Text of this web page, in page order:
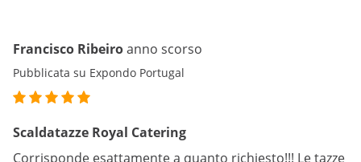
Francisco Ribeiroanno scorso
Pubblicata su Expondo Portugal
Scaldatazze Royal Catering
Corrisponde esattamente a quanto richiesto!!! Le tazze